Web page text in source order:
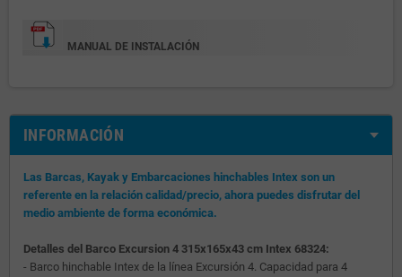
MANUAL DE INSTALACIÓN
INFORMACIÓN
Las Barcas, Kayak y Embarcaciones hinchables Intex son un
referente en la relación calidad/precio, ahora puedes disfrutar del
medio ambiente de forma económica.
Detalles del Barco Excursion 4 315x165x43 cm Intex 68324:
- Barco hinchable Intex de la línea Excursión 4. Capacidad para 4